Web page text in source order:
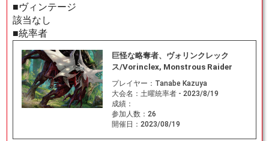
■ヴィンテージ
該当なし
■統率者
巨怪な略奪者、ヴォリンクレック
ス/Vorinclex, Monstrous Raider
プレイヤー： Tanabe Kazuya
大会名： 土曜統率者 - 2023/8/19
成績：
参加人数： 26
開催日： 2023/08/19